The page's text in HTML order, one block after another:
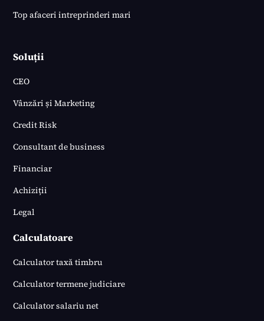
Top afaceri intreprinderi mari
Soluții
CEO
Vânzări și Marketing
Credit Risk
Consultant de business
Financiar
Achiziții
Legal
Calculatoare
Calculator taxă timbru
Calculator termene judiciare
Calculator salariu net